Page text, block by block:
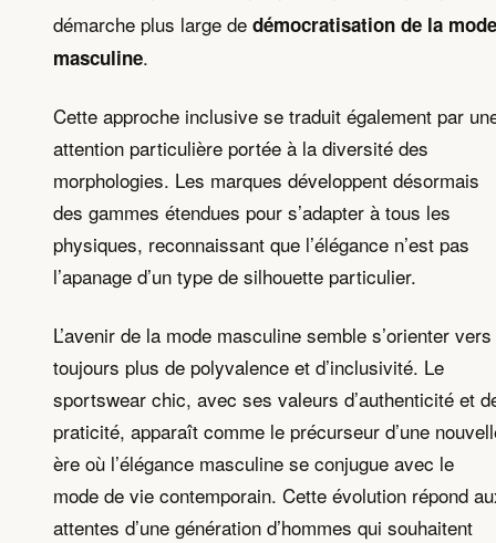
démarche plus large de démocratisation de la mode
masculine.
Cette approche inclusive se traduit également par
attention particulière portée à la diversité des
morphologies. Les marques développent désormais
des gammes étendues pour s’adapter à tous les
physiques, reconnaissant que l’élégance n’est pas
l’apanage d’un type de silhouette particulier.
L’avenir de la mode masculine semble s’orienter vers
toujours plus de polyvalence et d’inclusivité. Le
sportswear chic, avec ses valeurs d’authenticité et
praticité, apparaît comme le précurseur d’une
ère où l’élégance masculine se conjugue avec le
mode de vie contemporain. Cette évolution répond
attentes d’une génération d’hommes qui souhaitent